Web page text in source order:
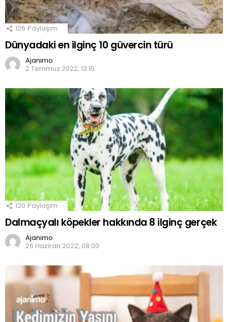
126 Paylaşım
Dünyadaki en ilginç 10 güvercin türü
Ajanimo
2 Temmuz 2022, 13:15
120 Paylaşım
Dalmaçyalı köpekler hakkında 8 ilginç gerçek
Ajanimo
26 Haziran 2022, 08:00